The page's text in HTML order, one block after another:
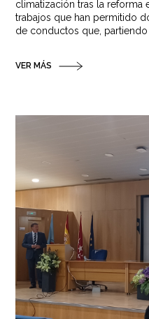
climatización tras la reforma
trabajos que han permitido
de conductos que, partiendo
VER MÁS